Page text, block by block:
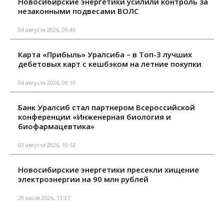
незаконными подвесами ВОЛС
04 августа 2026, 09:46
Карта «Прибыль» Уралсиба – в Топ-3 лучших
дебетовых карт с кешбэком на летние покупки
04 августа 2026, 09:10
Банк Уралсиб стал партнером Всероссийской
конференции «Инженерная биология и
биофармацевтика»
03 августа 2026, 10:53
Новосибирские энергетики пресекли хищение
электроэнергии на 90 млн рублей
29 июля 2026, 13:37